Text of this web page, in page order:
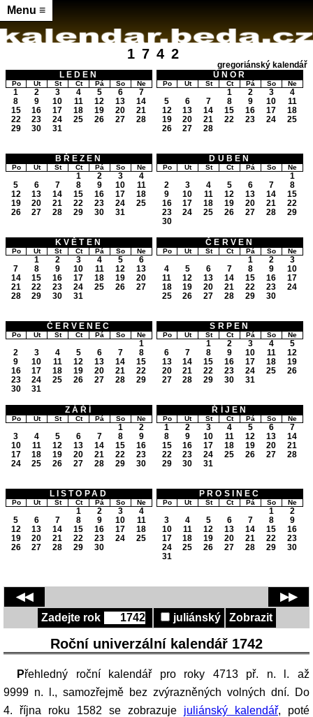
Menu ≡
1742
gregoriánský kalendář
LEDEN
Po Út St Čt Pá So Ne
1 2 3 4 5 6
7
8
9 10 11 12 13
14
15
16 17 18 19 20
21
22
23 24 25 26 27
28
29
30 31
ÚNOR
Po Út St Čt Pá So Ne
1 2 3
4
5
6 7 8 9 10
11
12
13 14 15 16 17
18
19
20 21 22 23 24
25
26
27 28
BŘEZEN
Po Út St Čt Pá So Ne
1 2 3
4
5
6 7 8 9 10
11
12
13 14 15 16 17
18
19
20 21 22 23 24
25
26
27 28 29 30 31
DUBEN
Po Út St Čt Pá So Ne
1
2
3 4 5 6 7
8
9
10 11 12 13 14
15
16
17 18 19 20 21
22
23
24 25 26 27 28
29
30
KVĚTEN
Po Út St Čt Pá So Ne
1 2 3 4 5
6
7
8 9 10 11 12
13
14
15 16 17 18 19
20
21
22 23 24 25 26
27
28
29 30 31
ČERVEN
Po Út St Čt Pá So Ne
1 2
3
4
5 6 7 8 9
10
11
12 13 14 15 16
17
18
19 20 21 22 23
24
25
26 27 28 29 30
ČERVENEC
Po Út St Čt Pá So Ne
1
2
3 4 5 6 7
8
9
10 11 12 13 14
15
16
17 18 19 20 21
22
23
24 25 26 27 28
29
30
31
SRPEN
Po Út St Čt Pá So Ne
1 2 3 4
5
6
7 8 9 10 11
12
13
14 15 16 17 18
19
20
21 22 23 24 25
26
27
28 29 30 31
ZÁŘÍ
Po Út St Čt Pá So Ne
1
2
3
4 5 6 7 8
9
10
11 12 13 14 15
16
17
18 19 20 21 22
23
24
25 26 27 28 29 30
ŘÍJEN
Po Út St Čt Pá So Ne
1 2 3 4 5 6
7
8
9 10 11 12 13
14
15
16 17 18 19 20
21
22
23 24 25 26 27
28
29
30 31
LISTOPAD
Po Út St Čt Pá So Ne
1 2 3
4
5
6 7 8 9 10
11
12
13 14 15 16 17
18
19
20 21 22 23 24
25
26
27 28 29 30
PROSINEC
Po Út St Čt Pá So Ne
1
2
3
4 5 6 7 8
9
10
11 12 13 14 15
16
17
18 19 20 21 22
23
24
25 26 27 28 29
30
31
Zadejte rok juliánský Zobrazit
◀◀ ▶▶
Roční univerzální kalendář 1742
Přehledný roční kalendář pro roky 4713 př. n. l. až
9999 n. l., samozřejmě bez zvýrazněných volných dní. Do
4. října roku 1582 se zobrazuje juliánský kalendář, poté